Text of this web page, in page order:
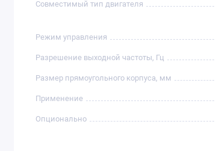
Совместимый тип двигателя
Режим управления
Разрешение выходной частоты, Гц
Размер прямоугольного корпуса, мм
Применение
Опционально